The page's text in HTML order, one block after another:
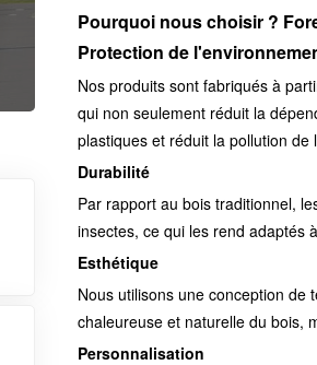
Pourquoi nous choisir ?
Protection de
Nos produits sont fabriqués à
qui non seulement réduit la
plastiques et réduit la pollution de
Durabilité
Par rapport au bois traditionnel,
insectes, ce qui les rend adaptés
Esthétique
Nous utilisons une conception de
chaleureuse et naturelle du bois,
Personnalisation